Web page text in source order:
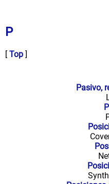
P
[Top ]
Pasivo,